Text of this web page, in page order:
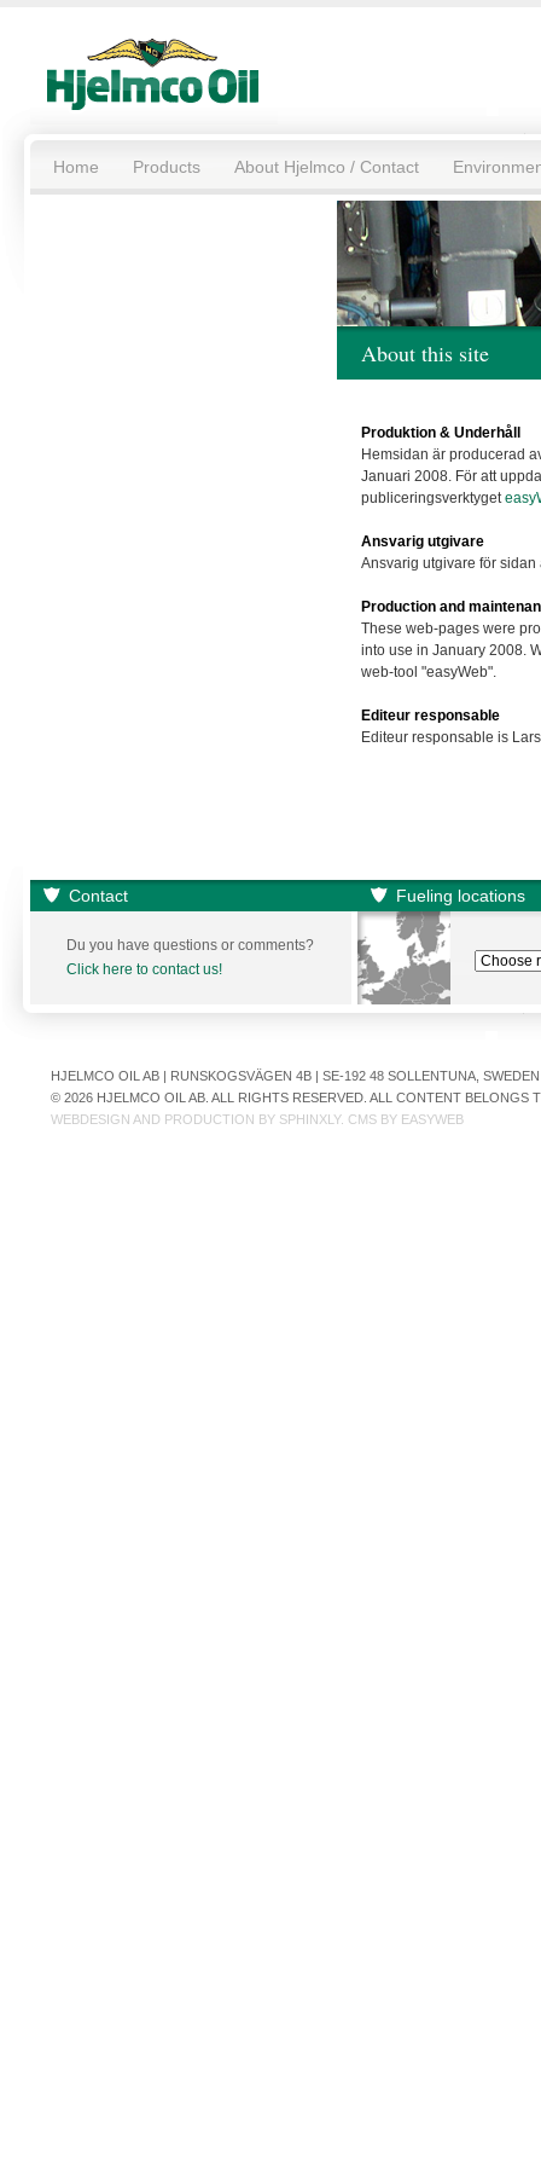
Home Products About Hjelmco / Contact
About this site
Produktion & Underhåll
Hemsidan är producerad
Januari 2008. För att
publiceringsverktyget
Ansvarig utgivare
Ansvarig utgivare för
Production and
These web-pages were
into use in January 2008.
web-tool "easyWeb".
Editeur responsable
Editeur responsable is
Contact Fueling locations
Du you have questions or comments?
Click here to contact us!
HJELMCO OIL AB | RUNSKOGSVÄGEN 4B | SE-192 48 SOLLENTUNA,
© 2026 HJELMCO OIL AB. ALL RIGHTS RESERVED. ALL CONTENT
WEBDESIGN AND PRODUCTION BY SPHINXLY. CMS BY EASYWEB